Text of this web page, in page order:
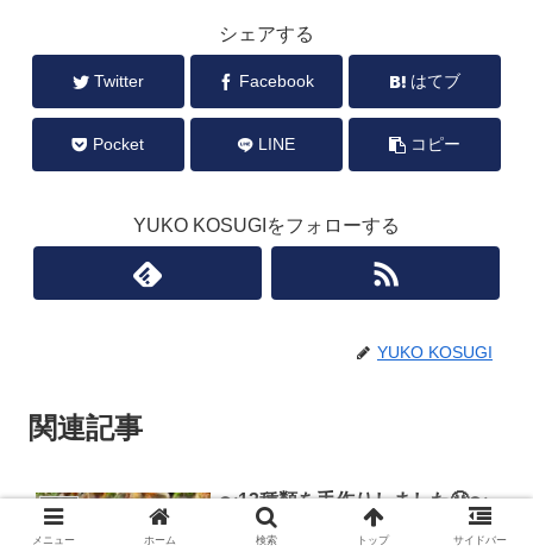
シェアする
Twitter Facebook はてブ
Pocket LINE コピー
YUKO KOSUGIをフォローする
YUKO KOSUGI
関連記事
〜13種類を手作りしました😤〜
メニュー ホーム 検索 トップ サイドバー